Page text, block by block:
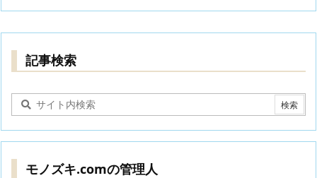
記事検索
モノズキ.comの管理人